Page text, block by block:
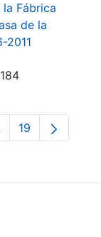
Fábrica
de la
2011
TAB para
Página
19